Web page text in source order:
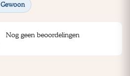
Gewoon
Nog geen beoordelingen